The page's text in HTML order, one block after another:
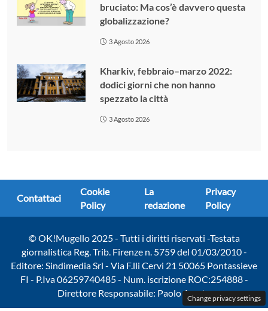
bruciato: Ma cos’è davvero questa
globalizzazione?
3 Agosto 2026
Kharkiv, febbraio–marzo 2022:
dodici giorni che non hanno
spezzato la città
3 Agosto 2026
Contattaci
Cookie
Policy
La
redazione
Privacy
Policy
© OK!Mugello 2025 - Tutti i diritti riservati -Testata
giornalistica Reg. Trib. Firenze n. 5759 del 01/03/2010 -
Editore: Sindimedia Srl - Via F.lli Cervi 21 50065 Pontassieve
FI - P.Iva 06259740485 - Num. iscrizione ROC:254888 -
Direttore Responsabile: Paolo AmatoChange privacy settings